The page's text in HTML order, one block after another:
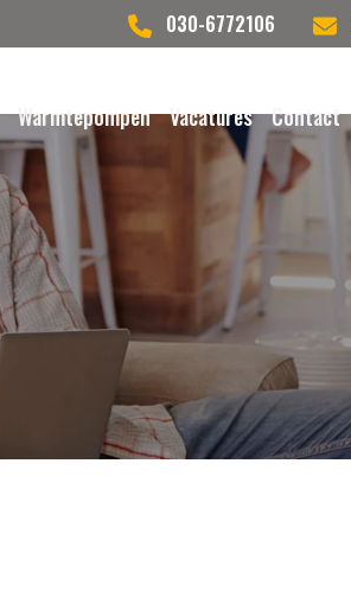
030-6772106
Warmtepompen Vacatures Contact